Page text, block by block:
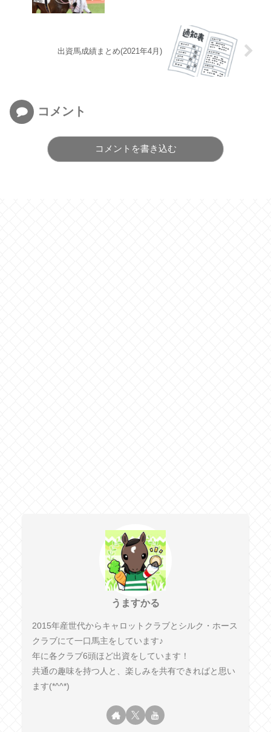
出資馬成績まとめ(2021年4月)
コメント
コメントを書き込む
うますかる
2015年産世代からキャロットクラブとシルク・ホース
クラブにて一口馬主をしています♪
年に各クラブ6頭ほど出資をしています！
共通の趣味を持つ人と、楽しみを共有できればと思い
ます(*^^*)